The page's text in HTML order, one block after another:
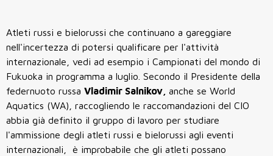
Atleti russi e bielorussi che continuano a gareggiare
nell'incertezza di potersi qualificare per l'attività
internazionale, vedi ad esempio i Campionati del mondo di
Fukuoka in programma a luglio. Secondo il Presidente della
federnuoto russa Vladimir Salnikov, anche se World
Aquatics (WA), raccogliendo le raccomandazioni del CIO
abbia già definito il gruppo di lavoro per studiare
l'ammissione degli atleti russi e bielorussi agli eventi
internazionali, è improbabile che gli atleti possano